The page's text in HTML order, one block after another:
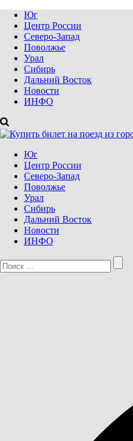
Юг
Центр России
Северо-Запад
Поволжье
Урал
Сибирь
Дальний Восток
Новости
ИНФО
Юг
Центр России
Северо-Запад
Поволжье
Урал
Сибирь
Дальний Восток
Новости
ИНФО